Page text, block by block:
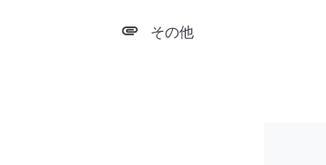
attachment その他